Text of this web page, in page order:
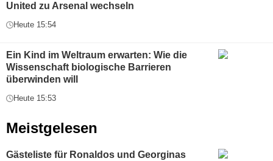
United zu Arsenal wechseln
Heute 15:54
Ein Kind im Weltraum erwarten: Wie die
Wissenschaft biologische Barrieren
überwinden will
Heute 15:53
Meistgelesen
Gästeliste für Ronaldos und Georginas